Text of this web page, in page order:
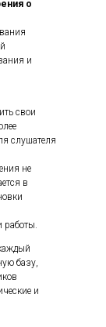
о
и
свои
слушателя
не
в
работы.
базу,
и